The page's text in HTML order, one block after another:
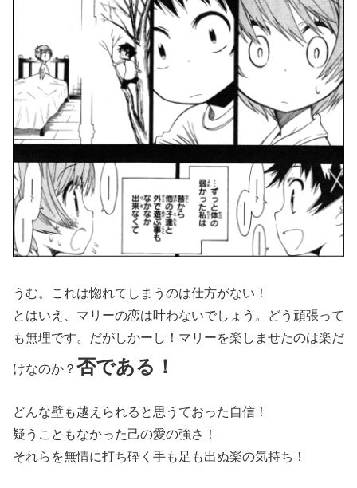
うむ。これは惚れてしまうのは仕方がない！
とはいえ、マリーの恋は叶わないでしょう。どう頑張って
も無理です。だがしかーし！マリーを楽しませたのは楽だ
けなのか？ 否である！
どんな壁も越えられると思うておった自信！
疑うこともなかった己の愛の強さ！
それらを無情に打ち砕く手も足も出ぬ楽の気持ち！